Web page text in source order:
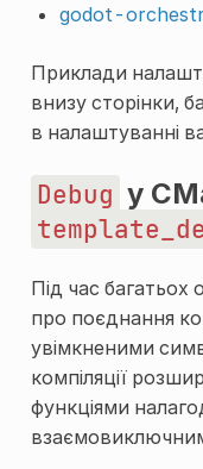
godot-
Приклади
внизу сторінки,
в налаштуванні
Debug у
Під час багатьох
про поєднання
увімкненими
компіляції
функціями